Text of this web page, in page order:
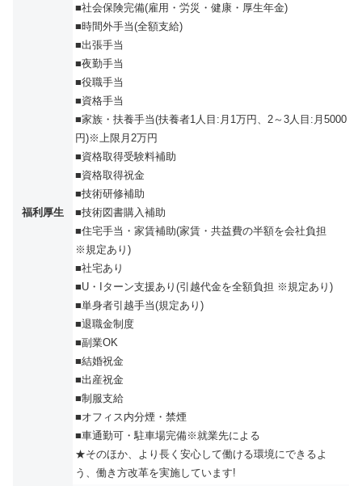
福利厚生
■社会保険完備(雇用・労災・健康・厚生年金)
■時間外手当(全額支給)
■出張手当
■夜勤手当
■役職手当
■資格手当
■家族・扶養手当(扶養者1人目:月1万円、2～3人目:月5000
円)※上限月2万円
■資格取得受験料補助
■資格取得祝金
■技術研修補助
■技術図書購入補助
■住宅手当・家賃補助(家賃・共益費の半額を会社負担
※規定あり)
■社宅あり
■U・Iターン支援あり(引越代金を全額負担 ※規定あり)
■単身者引越手当(規定あり)
■退職金制度
■副業OK
■結婚祝金
■出産祝金
■制服支給
■オフィス内分煙・禁煙
■車通勤可・駐車場完備※就業先による
★そのほか、より長く安心して働ける環境にできるよ
う、働き方改革を実施しています!